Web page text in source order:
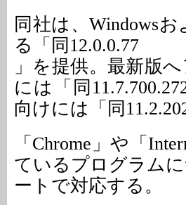
同社は、Windows
る「同12.0.0.77
」を提供。最新版
には「同
向けには「同
「Chrome」や「
ているプログラム
ートで対応する。